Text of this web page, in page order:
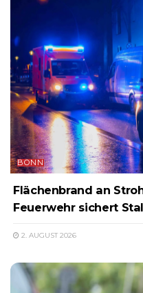
BONN
Flächenbrand an
Feuerwehr sichert
2. AUGUST 2026